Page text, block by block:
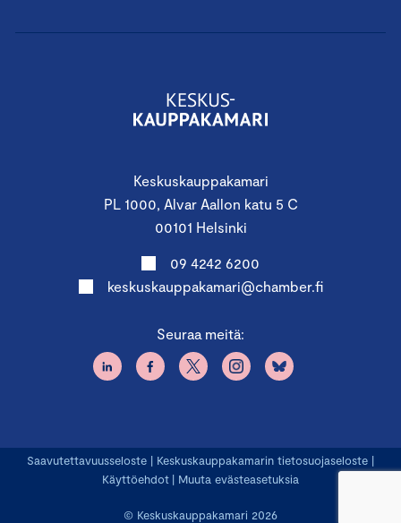
Keskuskauppakamari
PL 1000, Alvar Aallon katu 5 C
00101 Helsinki
09 4242 6200
keskuskauppakamari@chamber.fi
Seuraa meitä:
© Keskuskauppakamari 2026
Saavutettavuusseloste | Keskuskauppakamarin tietosuojaseloste |
Käyttöehdot | Muuta evästeasetuksia